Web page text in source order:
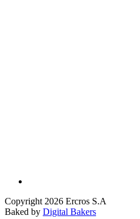
Copyright 2026 Ercros S.A
Baked by Digital Bakers